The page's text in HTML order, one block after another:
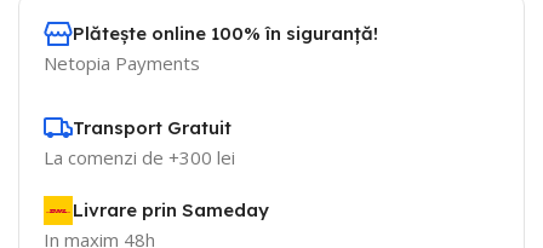
Plătește online 100% în siguranță!
Netopia Payments
Transport Gratuit
La comenzi de +300 lei
Livrare prin Sameday
In maxim 48h